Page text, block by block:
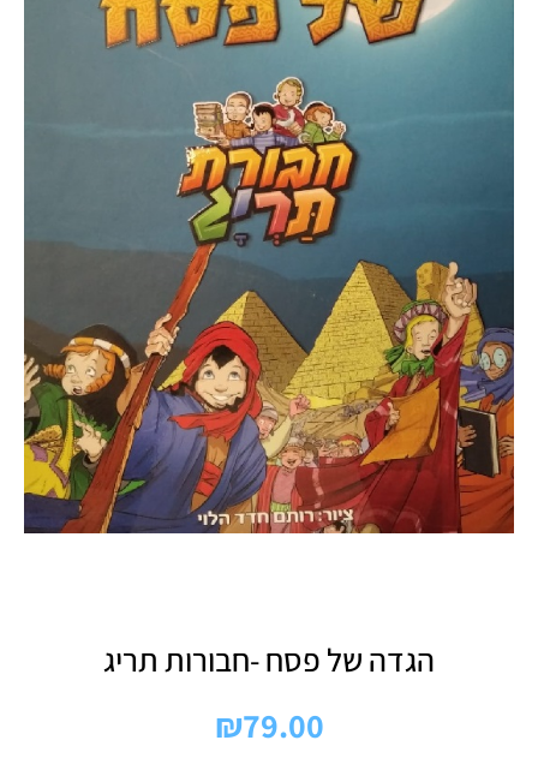
הגדה של פסח -חבורות תריג
₪79.00